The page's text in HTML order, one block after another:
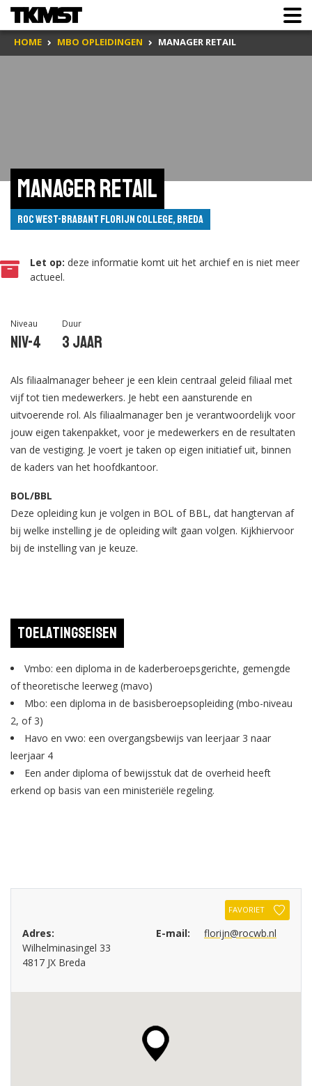
HOME MBO OPLEIDINGEN MANAGER RETAIL
Manager retail
ROC West-Brabant Florijn College, Breda
Let op: deze informatie komt uit het archief en is niet meer
actueel.
Niveau
Niv-4
Duur
3 jaar
Als filiaalmanager beheer je een klein centraal geleid filiaal met
vijf tot tien medewerkers. Je hebt een aansturende en
uitvoerende rol. Als filiaalmanager ben je verantwoordelijk voor
jouw eigen takenpakket, voor je medewerkers en de resultaten
van de vestiging. Je voert je taken op eigen initiatief uit, binnen
de kaders van het hoofdkantoor.
BOL/BBL
Deze opleiding kun je volgen in BOL of BBL, dat hangtervan af
bij welke instelling je de opleiding wilt gaan volgen. Kijkhiervoor
bij de instelling van je keuze.
Toelatingseisen
Vmbo: een diploma in de kaderberoepsgerichte, gemengde
of theoretische leerweg (mavo)
Mbo: een diploma in de basisberoepsopleiding (mbo-niveau
2, of 3)
Havo en vwo: een overgangsbewijs van leerjaar 3 naar
leerjaar 4
Een ander diploma of bewijsstuk dat de overheid heeft
erkend op basis van een ministeriële regeling.
FAVORIET
Adres:
Wilhelminasingel 33
4817 JX Breda
E-mail: florijn@rocwb.nl